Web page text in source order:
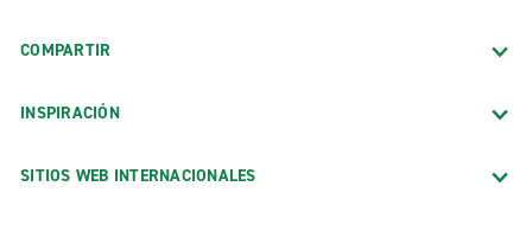
COMPARTIR
INSPIRACIÓN
SITIOS WEB INTERNACIONALES